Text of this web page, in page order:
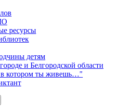
ресурсы
детям
и Белгородской области
в котором ты живешь…"